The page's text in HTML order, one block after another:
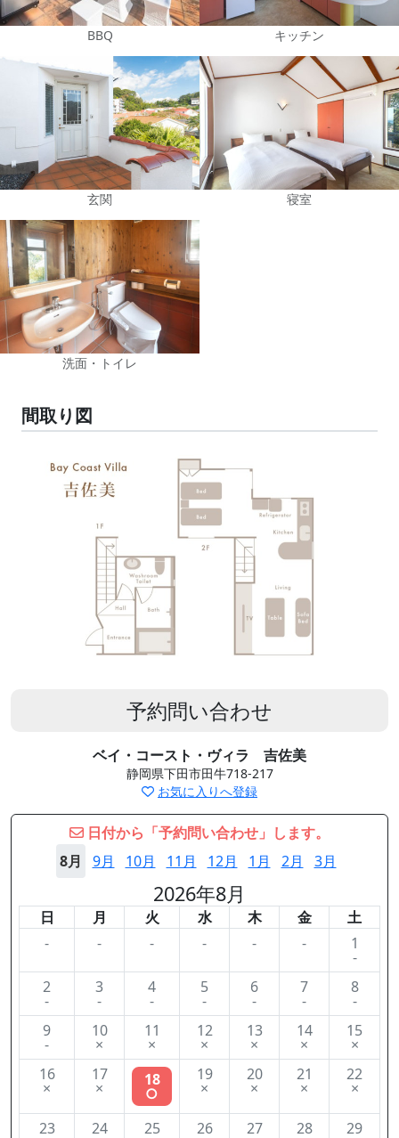
BBQ キッチン
玄関 寝室
洗面・トイレ
間取り図
予約問い合わせ
ベイ・コースト・ヴィラ 吉佐美
静岡県下田市田牛718-217
お気に入りへ登録
日付から「予約問い合わせ」します。
8月
9月 10月 11月 12月 1月 2月 3月
2026年8月
日 月 火 水 木 金
土
-
- - - - - 1
-
2
-
3
-
4
-
5
-
6
-
7
-
8
-
9
-
10
×
11
×
12
×
13
×
14
×
15
×
16
×
17
× 18
○
19
×
20
×
21
×
22
×
23 24 25 26 27 28 29